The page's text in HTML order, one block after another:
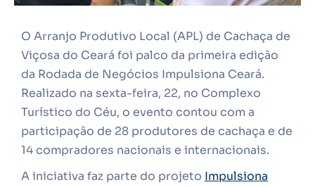
O Arranjo Produtivo Local (APL) de Cachaça de
Viçosa do Ceará foi palco da primeira edição
da Rodada de Negócios Impulsiona Ceará.
Realizado na sexta-feira, 22, no Complexo
Turístico do Céu, o evento contou com a
participação de 28 produtores de cachaça e de
14 compradores nacionais e internacionais.
A iniciativa faz parte do projeto Impulsiona